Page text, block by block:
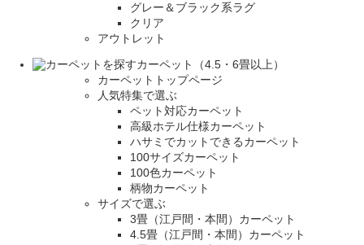
グレー＆ブラック系ラグ
クリア
アウトレット
カーペット（4.5・6畳以上）
カーペットトップページ
人気特集で選ぶ
ペット対応カーペット
高級ホテル仕様カーペット
ハサミでカットできるカーペット
100サイズカーペット
100色カーペット
柄物カーペット
サイズで選ぶ
3畳（江戸間・本間）カーペット
4.5畳（江戸間・本間）カーペット